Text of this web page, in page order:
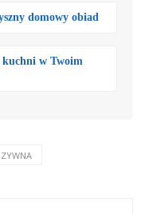
domowy obiad
w Twoim